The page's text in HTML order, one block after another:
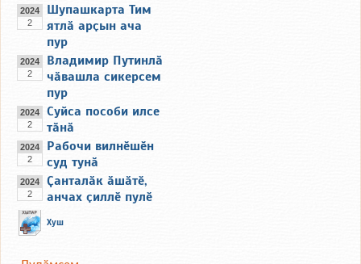
2024
2
Шупашкарта Тим
ятлӑ арҫын ача
пур
2024
2
Владимир Путинлӑ
чӑвашла сикерсем
пур
2024
2
Суйса пособи илсе
тӑнӑ
2024
2
Рабочи вилнӗшӗн
суд тунӑ
2024
2
Ҫанталӑк ӑшӑтӗ,
анчах ҫиллӗ пулӗ
Хуш